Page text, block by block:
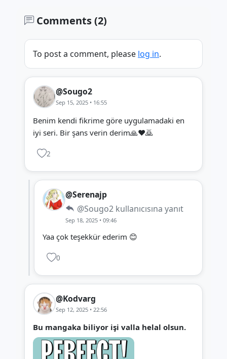
Comments (2)
To post a comment, please log in.
@Sougo2
Sep 15, 2025 • 16:55
Benim kendi fikrime göre uygulamadaki en
iyi seri. Bir şans verin derim🙏❤️🙇
2
@Serenajp
@Sougo2kullanıcısına yanıt
Sep 18, 2025 • 09:46
Yaa çok teşekkür ederim 😊
0
@Kodvarg
Sep 12, 2025 • 22:56
Bu mangaka biliyor işi valla helal olsun.